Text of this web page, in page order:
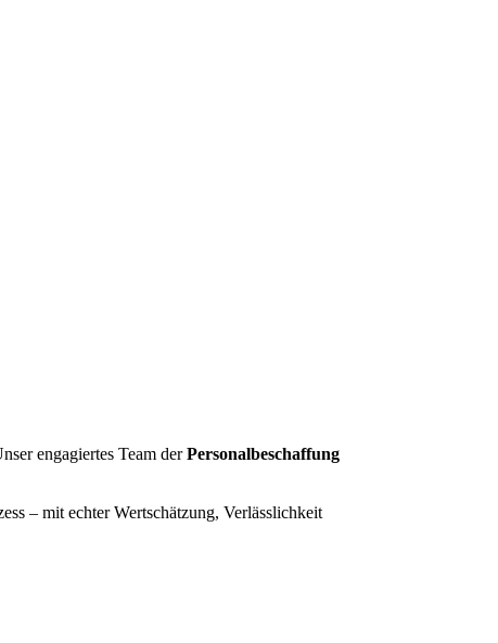
engagiertes Team derPersonalbeschaffung
– mit echter Wertschätzung, Verlässlichkeit